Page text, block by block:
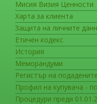
Мисия Визия Ценности
Харта за клиента
Защита на личните
Етичен кодекс
История
Меморандуми
Регистър на
Профил на купувача -
Процедури преди
На
на
фармакопея